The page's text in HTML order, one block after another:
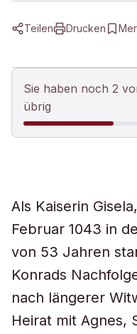
Teilen Drucken
Sie haben noch 2
übrig
Als Kaiserin
Februar 1043 in
von 53 Jahren
Konrads
nach längerer
Heirat mit Agnes,